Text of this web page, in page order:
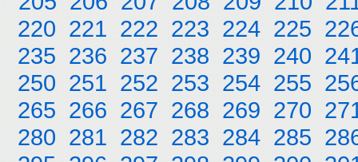
220 221 222 223 224 225
235 236 237 238 239 240
250 251 252 253 254 255
265 266 267 268 269 270
280 281 282 283 284 285